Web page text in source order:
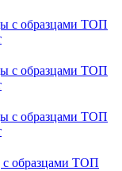
с образцами ТОП
с образцами ТОП
с образцами ТОП
с образцами ТОП